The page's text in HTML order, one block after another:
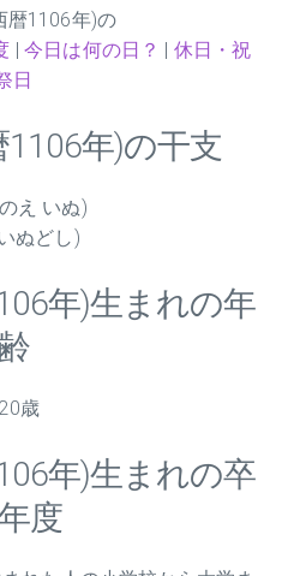
暦1106年)の
|今日は何の日？ | 休日・祝
日
年)の干支
え いぬ)
ぬどし)
年)生まれの年
齢
歳
年)生まれの卒
度